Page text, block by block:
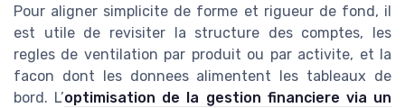
Pour aligner simplicite de forme et rigueur de fond, il
est utile de revisiter la structure des comptes, les
regles de ventilation par produit ou par activite, et la
facon dont les donnees alimentent les tableaux de
bord. L’optimisation de la gestion financiere via un